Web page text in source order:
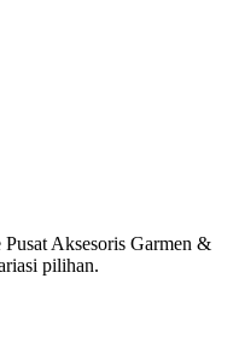
Aksesoris Garmen &
pilihan.